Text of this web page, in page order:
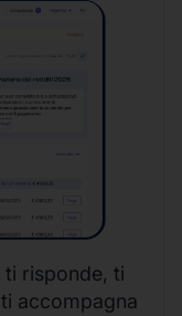
ti risponde, ti
accompagna